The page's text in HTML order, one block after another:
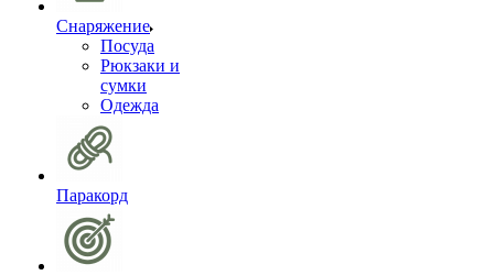
Снаряжение
Посуда
Рюкзаки и
сумки
Одежда
Паракорд